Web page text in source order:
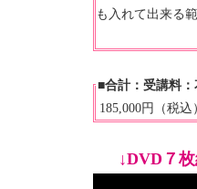
も入れて出来る
■合計：受講料
185,000円（税込
↓DVD７